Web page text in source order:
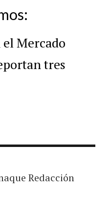
Mercado
tres
Redacción